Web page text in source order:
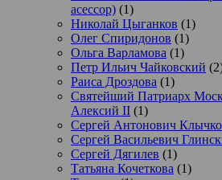
асессор) (1)
Николай Цыганков (1)
Олег Спиридонов (1)
Ольга Варламова (1)
Петр Ильич Чайковский
Раиса Дроздова (1)
Святейший Патриарх
Алексий II (1)
Сергей Антонович
Сергей Васильевич
Сергей Дягилев (1)
Татьяна Кочеткова (1)